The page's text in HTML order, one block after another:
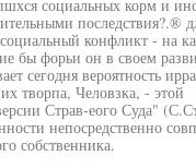
социальных корм и
последствия?.®
конфликт - на
бы форьи он в своем
сегодня вероятность
творпа, Человзка, - этой
Страв-еого Суда"
непосредственно
собственника.